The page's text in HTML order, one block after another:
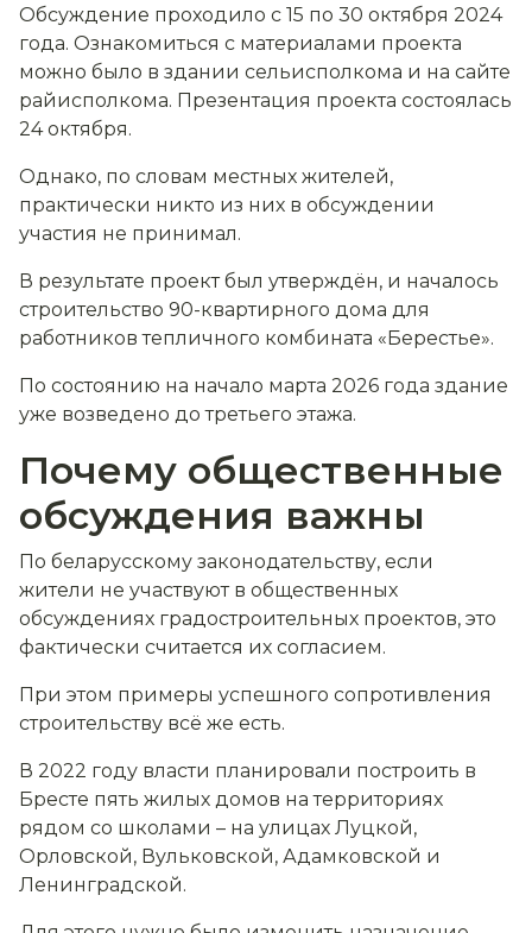
Обсуждение проходило с 15 по 30 октября 2024
года. Ознакомиться с материалами проекта
можно было в здании сельисполкома и на сайте
райисполкома. Презентация проекта состоялась
24 октября.
Однако, по словам местных жителей,
практически никто из них в обсуждении
участия не принимал.
В результате проект был утверждён, и началось
строительство 90-квартирного дома для
работников тепличного комбината «Берестье».
По состоянию на начало марта 2026 года здание
уже возведено до третьего этажа.
Почему общественные
обсуждения важны
По беларусскому законодательству, если
жители не участвуют в общественных
обсуждениях градостроительных проектов, это
фактически считается их согласием.
При этом примеры успешного сопротивления
строительству всё же есть.
В 2022 году власти планировали построить в
Бресте пять жилых домов на территориях
рядом со школами – на улицах Луцкой,
Орловской, Вульковской, Адамковской и
Ленинградской.